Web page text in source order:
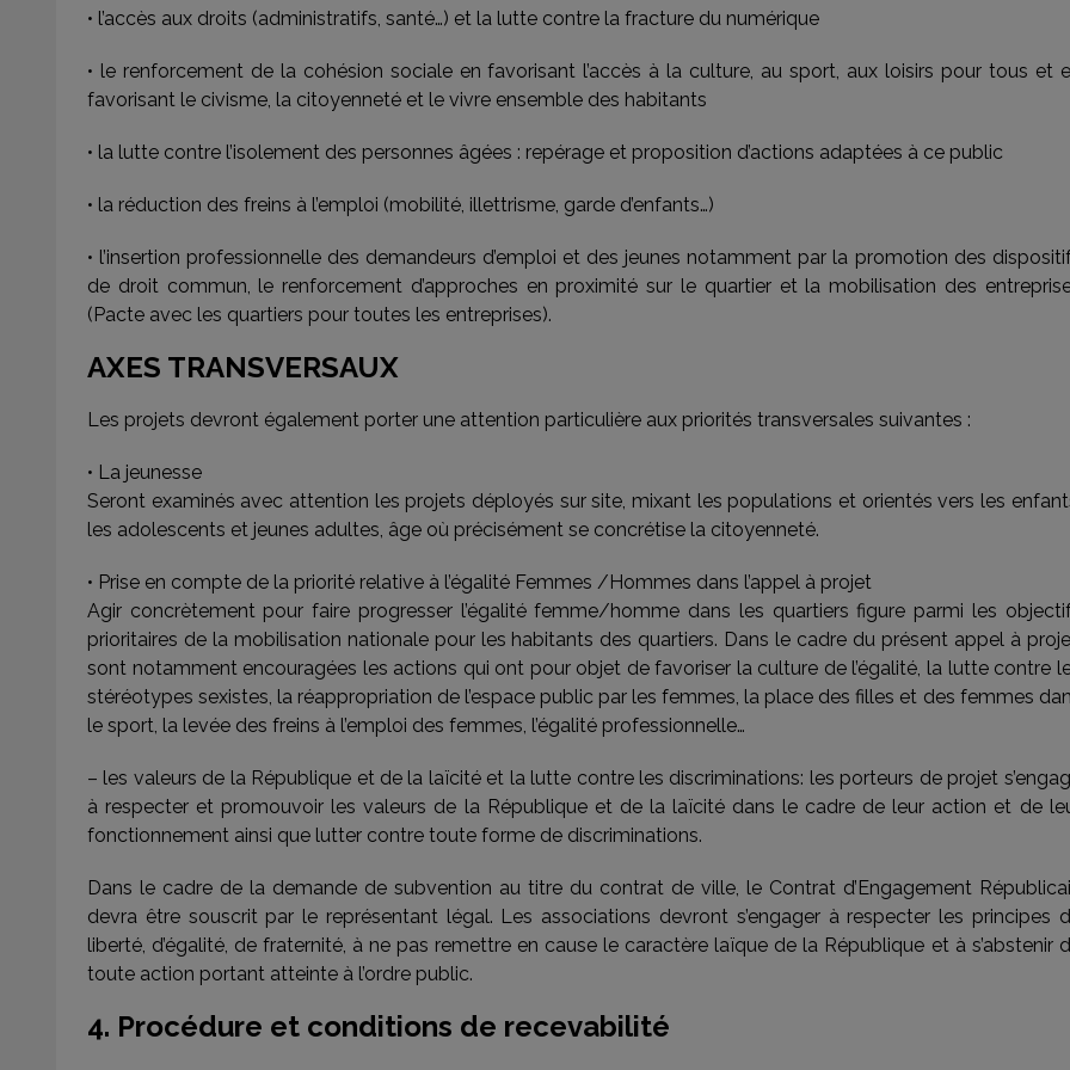
• l’accès aux droits (administratifs, santé…) et la lutte contre la fracture du numérique
• le renforcement de la cohésion sociale en favorisant l’accès à la culture, au sport, aux loisirs pour tous et
favorisant le civisme, la citoyenneté et le vivre ensemble des habitants
• la lutte contre l’isolement des personnes âgées : repérage et proposition d’actions adaptées à ce public
• la réduction des freins à l’emploi (mobilité, illettrisme, garde d’enfants…)
• l’insertion professionnelle des demandeurs d’emploi et des jeunes notamment par la promotion des
de droit commun, le renforcement d’approches en proximité sur le quartier et la mobilisation des
(Pacte avec les quartiers pour toutes les entreprises).
AXES TRANSVERSAUX
Les projets devront également porter une attention particulière aux priorités transversales suivantes :
• La jeunesse
Seront examinés avec attention les projets déployés sur site, mixant les populations et orientés vers les
les adolescents et jeunes adultes, âge où précisément se concrétise la citoyenneté.
• Prise en compte de la priorité relative à l’égalité Femmes /Hommes dans l’appel à projet
Agir concrètement pour faire progresser l’égalité femme/homme dans les quartiers figure parmi les
prioritaires de la mobilisation nationale pour les habitants des quartiers. Dans le cadre du présent appel à
sont notamment encouragées les actions qui ont pour objet de favoriser la culture de l’égalité, la lutte contre
stéréotypes sexistes, la réappropriation de l’espace public par les femmes, la place des filles et des femmes
le sport, la levée des freins à l’emploi des femmes, l’égalité professionnelle…
– les valeurs de la République et de la laïcité et la lutte contre les discriminations: les porteurs de projet
à respecter et promouvoir les valeurs de la République et de la laïcité dans le cadre de leur action et de
fonctionnement ainsi que lutter contre toute forme de discriminations.
Dans le cadre de la demande de subvention au titre du contrat de ville, le Contrat d’Engagement
devra être souscrit par le représentant légal. Les associations devront s’engager à respecter les principes
liberté, d’égalité, de fraternité, à ne pas remettre en cause le caractère laïque de la République et à s’abstenir
toute action portant atteinte à l’ordre public.
4. Procédure et conditions de recevabilité